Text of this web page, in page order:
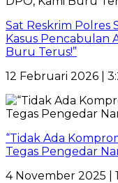
Sat Reskrim
Kasus Pencabulan
Buru Terus!”
12 Februari 2026 |
“Tidak Ada
Tegas Pengedar
4 November 2025 |